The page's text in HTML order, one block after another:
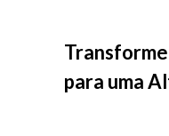
para uma